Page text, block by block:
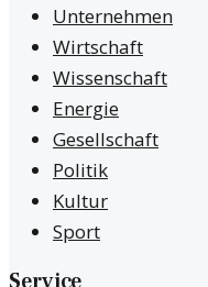
Unternehmen
Wirtschaft
Wissenschaft
Energie
Gesellschaft
Politik
Kultur
Sport